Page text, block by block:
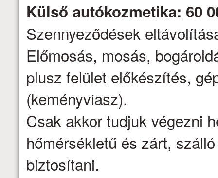
Külső autókozmetika: 60
Szennyeződések
Előmosás, mosás,
plusz felület előkészítés,
(keményviasz).
Csak akkor tudjuk végezni
hőmérsékletű és zárt,
biztosítani.